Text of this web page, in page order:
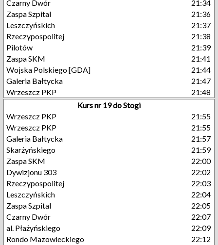
Czarny Dwór
21:34
Zaspa Szpital
21:36
Leszczyńskich
21:37
Rzeczypospolitej
21:38
Pilotów
21:39
Zaspa SKM
21:41
Wojska Polskiego [GDA]
21:44
Galeria Bałtycka
21:47
Wrzeszcz PKP
21:48
Kurs nr 19 do Stogi
Wrzeszcz PKP
21:55
Wrzeszcz PKP
21:55
Galeria Bałtycka
21:57
Skarżyńskiego
21:59
Zaspa SKM
22:00
Dywizjonu 303
22:02
Rzeczypospolitej
22:03
Leszczyńskich
22:04
Zaspa Szpital
22:05
Czarny Dwór
22:07
al. Płażyńskiego
22:09
Rondo Mazowieckiego
22:12